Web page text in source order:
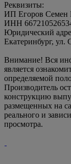
Реквизиты:
ИП Егоров Семен
ИНН
Юридический
Екатеринбург, ул.
Внимание! Вся
является
определяемой
Производитель
конструкцию
размещенных на
реального и
просмотра.